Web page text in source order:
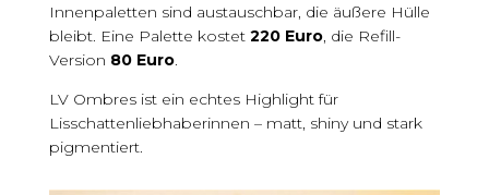
Innenpaletten sind austauschbar, die äußere Hülle
bleibt. Eine Palette kostet 220 Euro, die Refill-
Version 80 Euro.
LV Ombres ist ein echtes Highlight für
Lisschattenliebhaberinnen – matt, shiny und stark
pigmentiert.